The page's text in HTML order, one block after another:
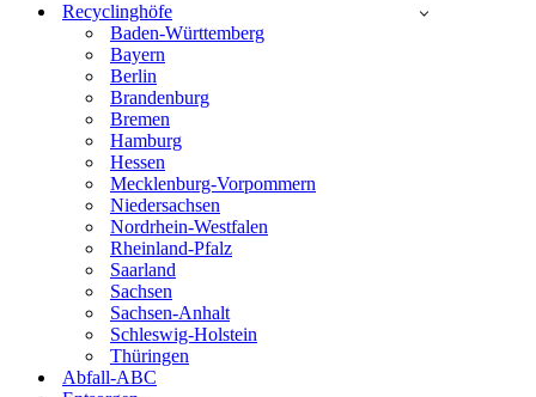
Recyclinghöfe
Baden-Württemberg
Bayern
Berlin
Brandenburg
Bremen
Hamburg
Hessen
Mecklenburg-Vorpommern
Niedersachsen
Nordrhein-Westfalen
Rheinland-Pfalz
Saarland
Sachsen
Sachsen-Anhalt
Schleswig-Holstein
Thüringen
Abfall-ABC